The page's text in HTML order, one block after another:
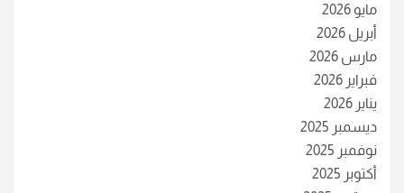
مايو 2026
أبريل 2026
مارس 2026
فبراير 2026
يناير 2026
ديسمبر 2025
نوفمبر 2025
أكتوبر 2025